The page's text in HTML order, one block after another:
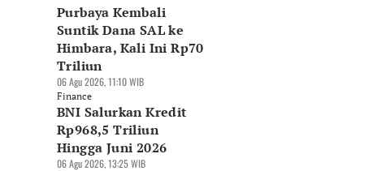
Purbaya Kembali
Suntik Dana SAL ke
Himbara, Kali Ini Rp70
Triliun
06 Agu 2026, 11:10 WIB
Finance
BNI Salurkan Kredit
Rp968,5 Triliun
Hingga Juni 2026
06 Agu 2026, 13:25 WIB